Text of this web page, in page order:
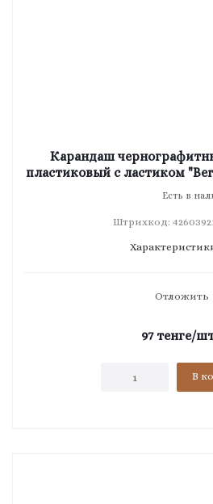
Карандаш
пластиковый с ластиком
Есть в
Штрихкод:
Отложить
97тенге/
В